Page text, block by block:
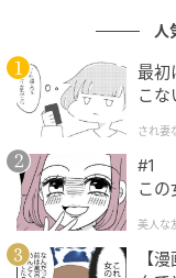
え、ジオくんが
いうことなのかと
人
最初
こな
され妻
#1
この
美人な
【